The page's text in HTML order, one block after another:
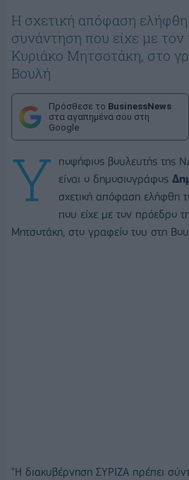
Η σχετική απόφαση
συνάντηση που είχε με
Κυριάκο Μητσοτάκη, στο
Βουλή
Πρόσθεσε το BusinessNews
στα αγαπημένα σου στη
Google
Υ
ποψήφιος βουλευτής της
είναι ο δημοσιογράφος
σχετική απόφαση ελήφθη
που είχε με τον πρόεδρο
Μητσοτάκη, στο γραφείο του στη
"Η διακυβέρνηση ΣΥΡΙΖΑ πρέπει